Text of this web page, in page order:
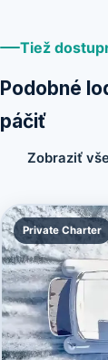
Tiež
Podobné
páčiť
Zobraziť
Private Charter